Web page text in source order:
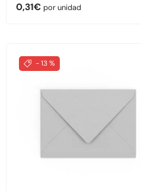
Precio normal
0,31€ por unidad
- 13 %